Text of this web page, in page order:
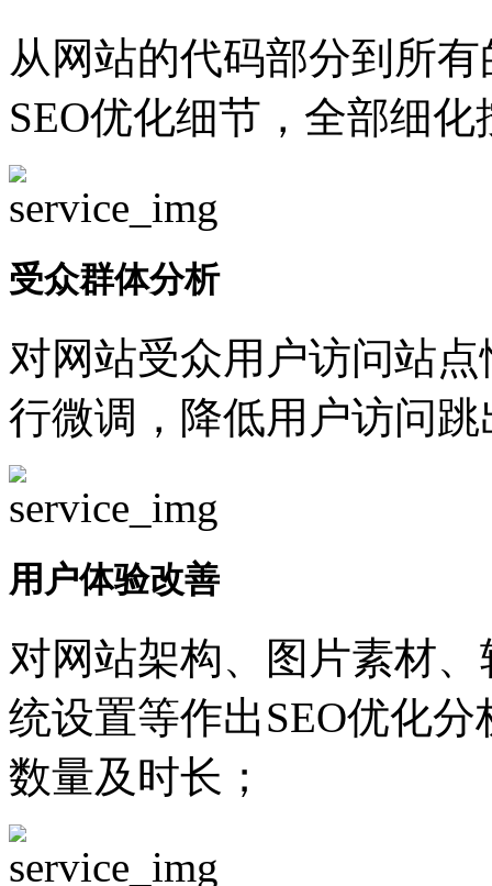
从网站的代码部分到所
SEO优化细节，全部细
受众群体分析
对网站受众用户访问站
行微调，降低用户访问
用户体验改善
对网站架构、图片素材
统设置等作出SEO优化
数量及时长；